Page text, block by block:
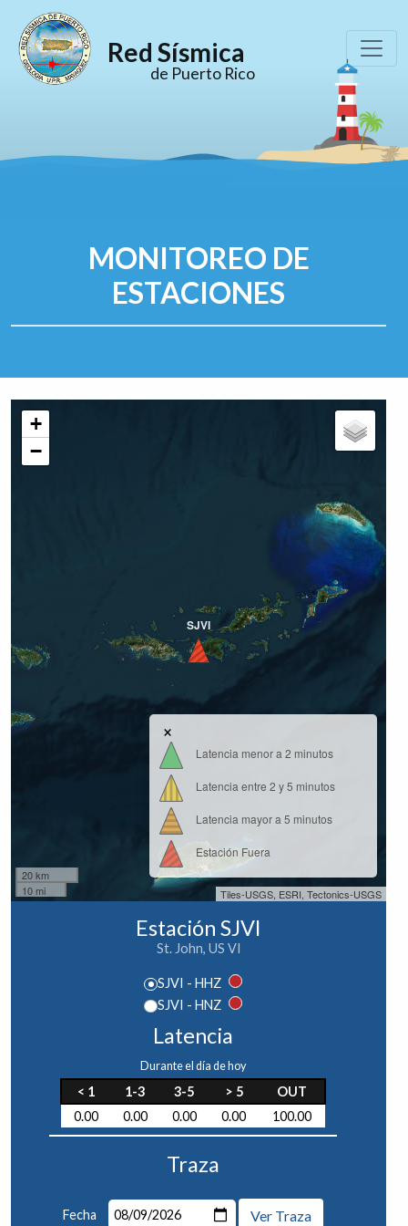
Red Sísmica
de Puerto Rico
MONITOREO DE
ESTACIONES
SJVI
+
−
20 km
10 mi
×
Latencia menor a 2 minutos
Latencia entre 2 y 5 minutos
Latencia mayor a 5 minutos
Estación Fuera
Tiles-USGS, ESRI, Tectonics-USGS
Estación SJVI
St. John, US VI
SJVI - HHZ
SJVI - HNZ
Latencia
Durante el día de hoy
< 1 1-3 3-5 > 5
OUT
0.00
0.00 0.00 0.00 100.00
Traza
Fecha Ver Traza